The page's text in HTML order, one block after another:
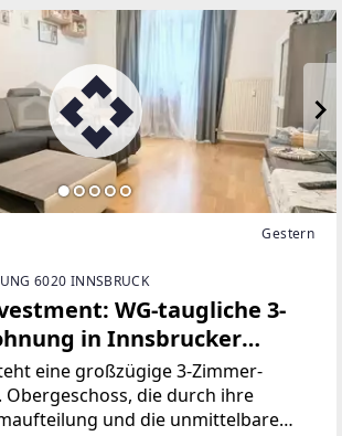
Gestern
6020 INNSBRUCK
WG-taugliche 3-
in Innsbrucker
eine großzügige 3-Zimmer-
Obergeschoss, die durch ihre
und die unmittelbare